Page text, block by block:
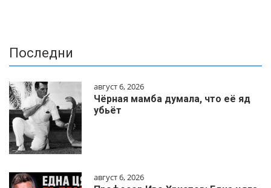
Последни
август 6, 2026
Чёрная мамба думала, что её яд
убьёт
август 6, 2026